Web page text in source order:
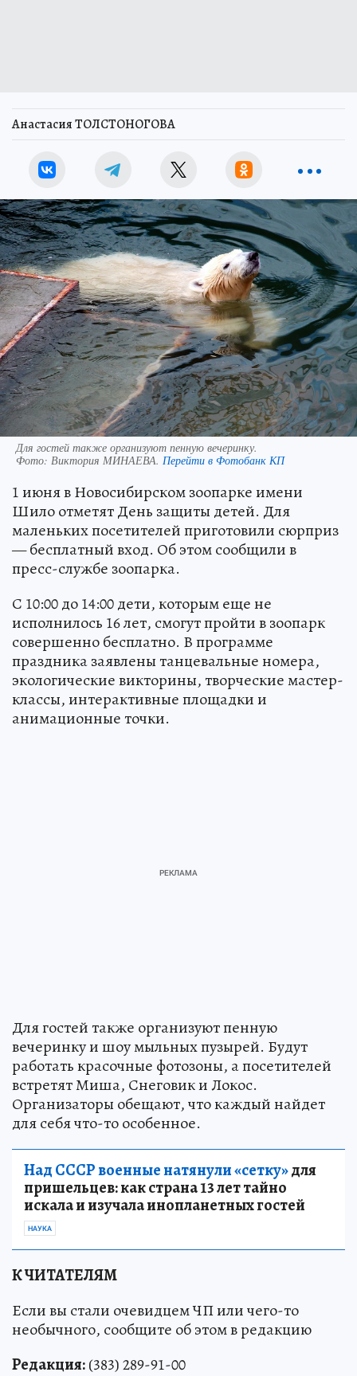
Анастасия ТОЛСТОНОГОВА
Для гостей также организуют пенную вечеринку.
Фото: Виктория МИНАЕВА. Перейти в Фотобанк КП
1 июня в Новосибирском зоопарке имени
Шило отметят День защиты детей. Для
маленьких посетителей приготовили сюрприз
— бесплатный вход. Об этом сообщили в
пресс-службе зоопарка.
С 10:00 до 14:00 дети, которым еще не
исполнилось 16 лет, смогут пройти в зоопарк
совершенно бесплатно. В программе
праздника заявлены танцевальные номера,
экологические викторины, творческие мастер-
классы, интерактивные площадки и
анимационные точки.
Для гостей также организуют пенную
вечеринку и шоу мыльных пузырей. Будут
работать красочные фотозоны, а посетителей
встретят Миша, Снеговик и Локос.
Организаторы обещают, что каждый найдет
для себя что-то особенное.
Над СССР военные натянули «сетку»для
пришельцев: как страна 13 лет тайно
искала и изучала инопланетных гостей
НАУКА
К ЧИТАТЕЛЯМ
Если вы стали очевидцем ЧП или чего-то
необычного, сообщите об этом в редакцию
Редакция:(383) 289-91-00